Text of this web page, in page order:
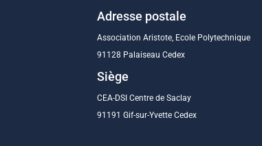
Adresse postale
Association Aristote, Ecole Polytechnique
91128 Palaiseau Cedex
Siège
CEA-DSI Centre de Saclay
91191 Gif-sur-Yvette Cedex